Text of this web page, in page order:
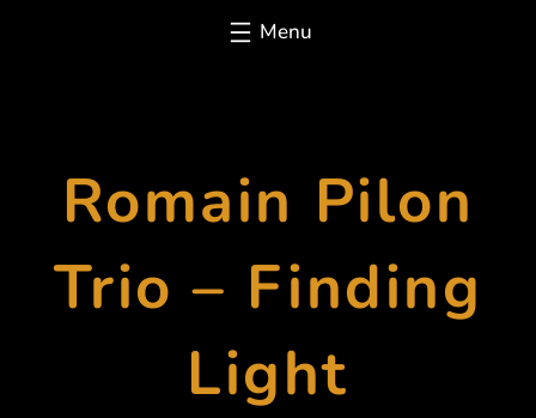
Romain Pilon
Trio – Finding
Light